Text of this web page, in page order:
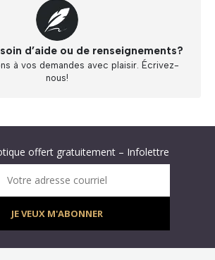
d’aide ou de renseignements?
à vos demandes avec plaisir. Écrivez-
nous!
offert gratuitement – Infolettre
un MP3 d’hypnose gratuit !
Votre adresse courriel
JE VEUX M'ABONNER